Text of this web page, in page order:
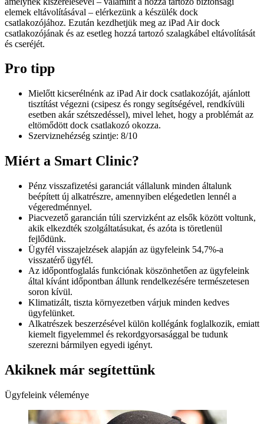
elemek eltávolításával – elérkezünk a készülék dock
csatlakozójához. Ezután kezdhetjük meg az iPad Air dock
csatlakozójának és az esetleg hozzá tartozó szalagkábel eltávolítását
és cseréjét.
Pro tipp
Mielőtt kicserélnénk az iPad Air dock csatlakozóját, ajánlott
tisztítást végezni (csipesz és rongy segítségével, rendkívüli
esetben akár szétszedéssel), mivel lehet, hogy a problémát az
eltömődött dock csatlakozó okozza.
Szerviznehézség szintje: 8/10
Miért a Smart Clinic?
Pénz visszafizetési garanciát vállalunk minden általunk
beépített új alkatrészre, amennyiben elégedetlen lennél a
végeredménnyel.
Piacvezető garancián túli szervizként az elsők között voltunk,
akik elkezdték szolgáltatásukat, és azóta is töretlenül
fejlődünk.
Ügyfél visszajelzések alapján az ügyfeleink 54,7%-a
visszatérő ügyfél.
Az időpontfoglalás funkciónak köszönhetően az ügyfeleink
által kívánt időpontban állunk rendelkezésére természetesen
soron kívül.
Klimatizált, tiszta környezetben várjuk minden kedves
ügyfelünket.
Alkatrészek beszerzésével külön kollégánk foglalkozik, emiatt
kiemelt figyelemmel és rekordgyorsasággal be tudunk
szerezni bármilyen egyedi igényt.
Akiknek már segítettünk
Ügyfeleink véleménye